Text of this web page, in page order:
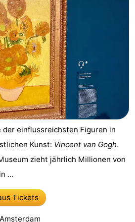
der einflussreichsten Figuren in
Kunst: Vincent van Gogh.
zieht jährlich Millionen von
...
Tickets